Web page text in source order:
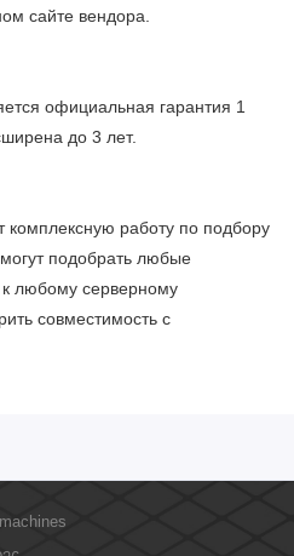
сайте вендора.
официальная гарантия 1
до 3 лет.
комплексную работу по подбору
подобрать любые
любому серверному
совместимость с
и проводим регулярное